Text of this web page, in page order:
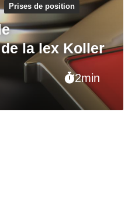
2min
Prises de position
la lex Koller